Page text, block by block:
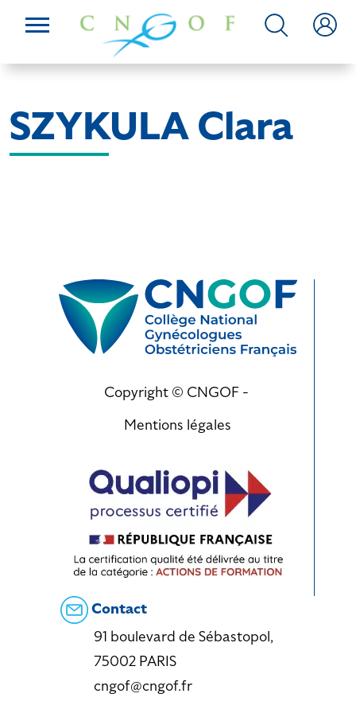
SZYKULA Clara
Copyright © CNGOF -
Mentions légales
Contact
91 boulevard de Sébastopol,
75002 PARIS
cngof@cngof.fr